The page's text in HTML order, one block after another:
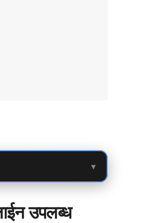
▾
उपलब्ध